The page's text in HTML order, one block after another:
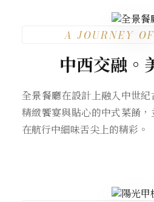
A JOURNEY
中西交融。
全景餐廳在設計上融入中世
精緻饗宴與貼心的中式菜餚，
在航行中細味舌尖上的精彩。